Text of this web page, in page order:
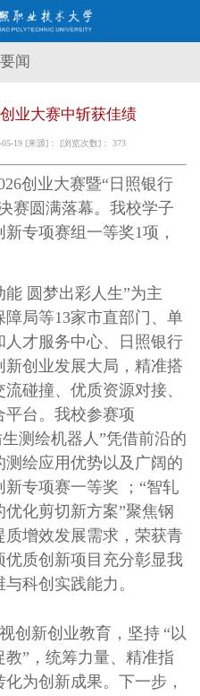
闻
业大赛中斩获佳绩
19 [来源]： [浏览次数]： 373
创业大赛暨“ 日照银行
赛 圆满落幕。我校学子
专项赛组一等奖1项，
能 圆梦出彩人生”为主
障局等13家市直部门、单
才服务中心、日照银行
创业发展大局，精准搭
碰撞、优质资源对接、
台。 我校参赛项
测绘机器人”凭借前沿的
绘应用优势以及广阔的
新专项赛一等奖 ； “智轧
优化剪切新方案”聚焦钢
增效发展需求，荣获青
优质创新项目充分彰显我
科创实践能力。
创新创业教育，坚持 “以
教” ，统筹力量、精准指
为创新成果。下一步，